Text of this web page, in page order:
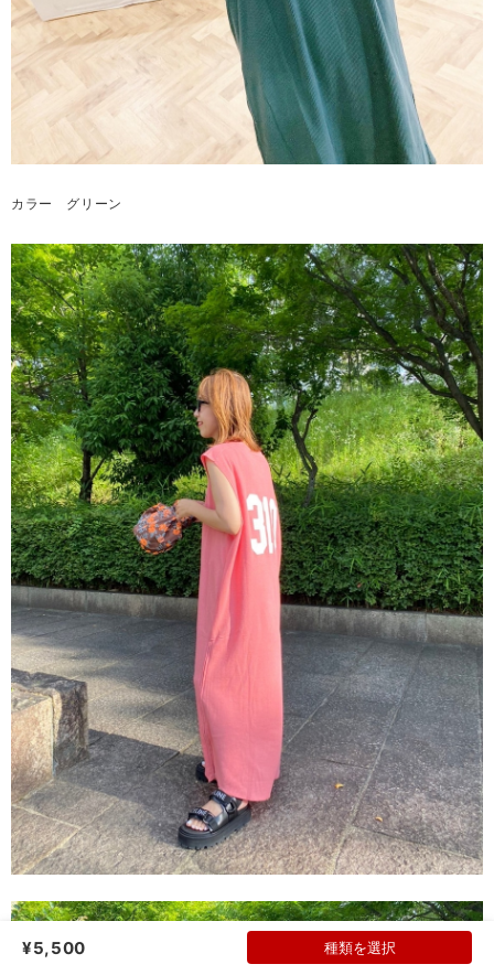
カラー グリーン
¥5,500 種類を選択